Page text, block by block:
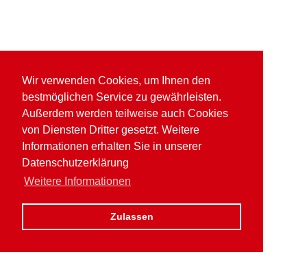
Wir verwenden Cookies, um Ihnen den
bestmöglichen Service zu gewährleisten.
Außerdem werden teilweise auch Cookies
von Diensten Dritter gesetzt. Weitere
Informationen erhalten Sie in unserer
Datenschutzerklärung
Weitere Informationen
Zulassen